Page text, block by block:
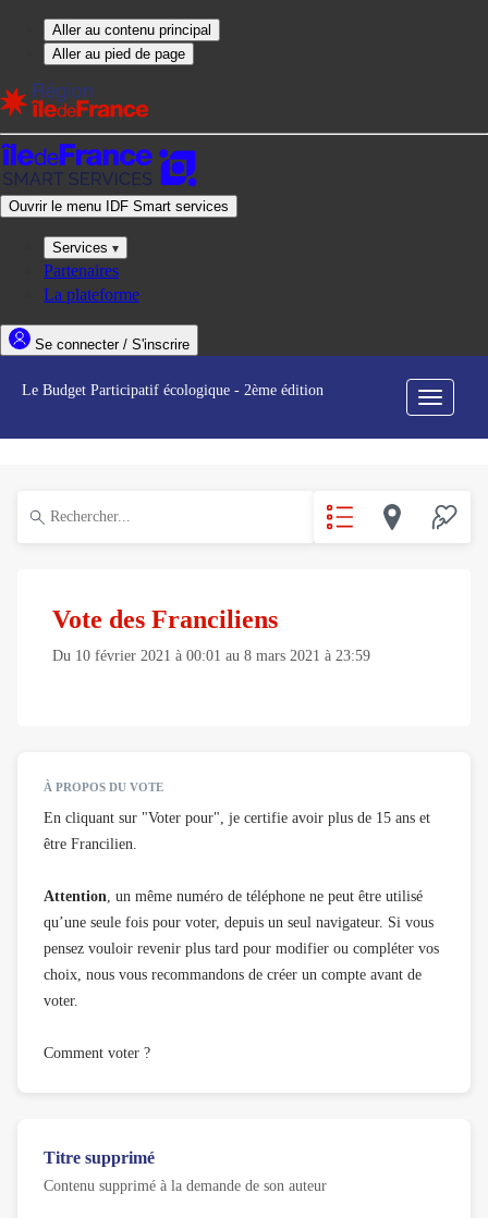
Le Budget Participatif écologique - 2ème édition
Menu
Vote des Franciliens
Du 10 février 2021 à 00:01 au 8 mars 2021 à 23:59
À PROPOS DU VOTE
En cliquant sur "Voter pour", je certifie avoir plus de 15 ans et
être Francilien.
Attention, un même numéro de téléphone ne peut être utilisé
qu’une seule fois pour voter, depuis un seul navigateur. Si vous
pensez vouloir revenir plus tard pour modifier ou compléter vos
choix, nous vous recommandons de créer un compte avant de
voter.
Comment voter ?
Titre supprimé
Contenu supprimé à la demande de son auteur